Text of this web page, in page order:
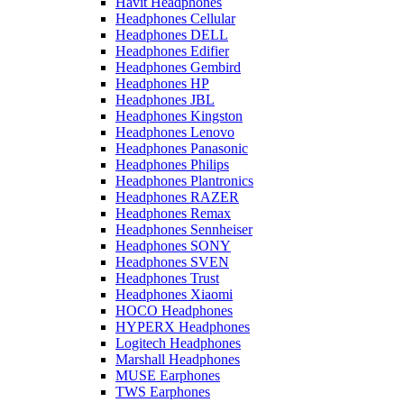
Headphones Cellular
Headphones DELL
Headphones Edifier
Headphones Gembird
Headphones HP
Headphones JBL
Headphones Kingston
Headphones Lenovo
Headphones Panasonic
Headphones Philips
Headphones Plantronics
Headphones RAZER
Headphones Remax
Headphones Sennheiser
Headphones SONY
Headphones SVEN
Headphones Trust
Headphones Xiaomi
HOCO Headphones
HYPERX Headphones
Logitech Headphones
Marshall Headphones
MUSE Earphones
TWS Earphones